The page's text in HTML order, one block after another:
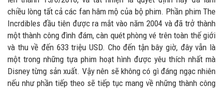
chiều lòng tất cả các fan hâm mộ của bộ phim. Phần phim The
Incrdibles đầu tiên được ra mắt vào năm 2004 và đã trở thành
một thành công đình đám, càn quét phòng vé trên toàn thế giới
và thu về đến 633 triệu USD. Cho đến tận bây giờ, đây vẫn là
một trong những tựa phim hoạt hình được yêu thích nhất mà
Disney từng sản xuất. Vậy nên sẽ không có gì đáng ngạc nhiên
nếu như phần tiếp theo sẽ tiếp tục mang về những thành công